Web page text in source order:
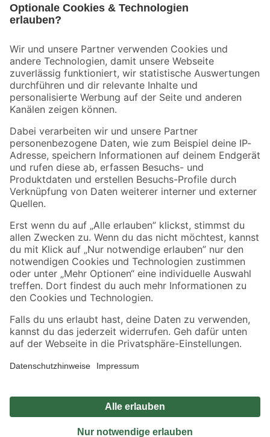
Der toom Newsletter: Keine Angebote und Aktionen mehr verpassen!
Zur Newsletter Anmeldung
Folge uns
Zahlungsarten Versandarten
Sicher einkaufen
Jetzt die toom-App herunterladen
Alle Preisangaben in EUR inkl. gesetzl. MwSt.. Die dargestellten Angebote sind unter
Umständen nicht in allen Märkten verfügbar. Die angegebenen Verfügbarkeiten beziehen
Produkte nur solange der Vorrat reicht.
*Paketversand ab 59 € versandkostenfrei, gilt nicht für Artikel mit Speditionsversand, hier
Privatsphäre Impressum
Nutzungsbedingungen
Widerrufsrecht
Vertrag widerrufen